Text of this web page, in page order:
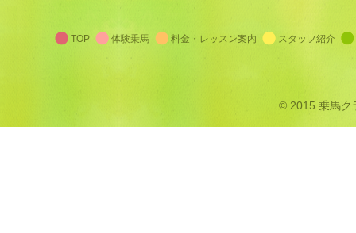
TOP 体験乗馬 料金・レッスン案内 スタッフ紹介
© 2015 乗馬ク